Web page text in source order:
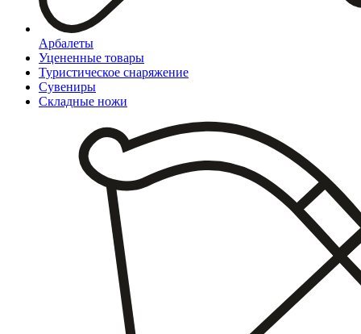
Арбалеты
Уцененные товары
Туристическое снаряжение
Сувениры
Складные ножи